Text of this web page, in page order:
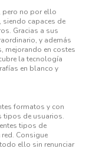
no por ello
capaces de
Gracias a sus
y además
mejorando en costes
la tecnología
en blanco y
formatos y con
tipos de usuarios.
tipos de
Consigue
ello sin renunciar